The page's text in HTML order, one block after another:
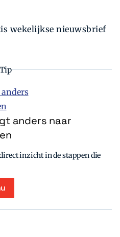
wekelijkse nieuwsbrief
Tip
anders naar
inzicht in de stappen die